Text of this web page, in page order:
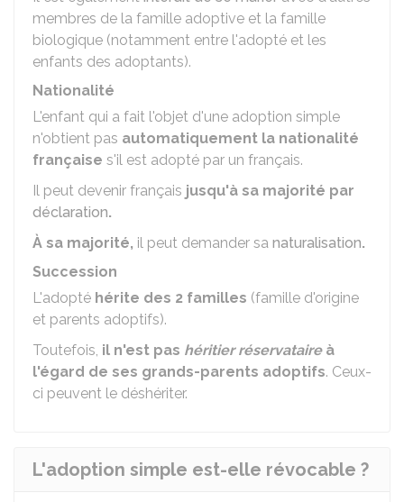
membres de la famille adoptive et la famille
biologique (notamment entre l'adopté et les
enfants des adoptants).
Nationalité
L'enfant qui a fait l'objet d'une adoption simple
n'obtient pas automatiquement la nationalité
française s'il est adopté par un français.
Il peut devenir français jusqu'à sa majorité par
déclaration.
À sa majorité, il peut demander sa naturalisation.
Succession
L'adopté hérite des 2 familles (famille d'origine
et parents adoptifs).
Toutefois, il n'est pas héritier réservataireà
l'égard de ses grands-parents adoptifs. Ceux-
ci peuvent le déshériter.
L'adoption simple est-elle révocable ?